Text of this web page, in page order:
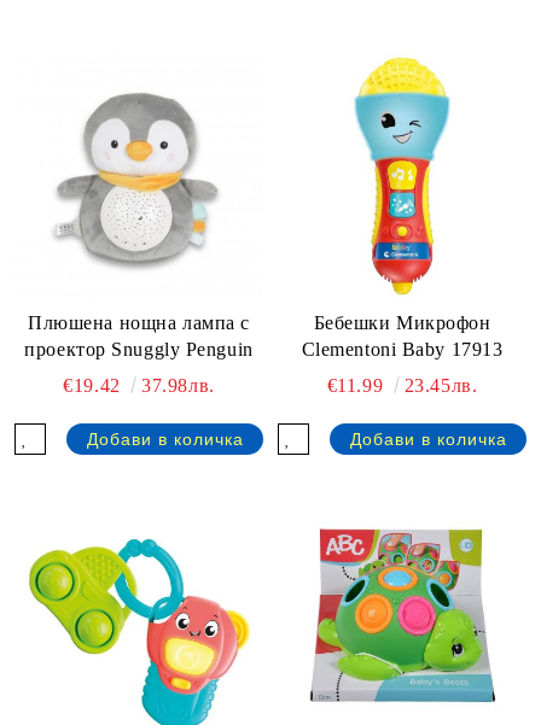
Плюшена нощна лампа с
проектор Snuggly Penguin
€19.42
37.98лв.
Бебешки Микрофон
Clementoni Baby 17913
€11.99
23.45лв.